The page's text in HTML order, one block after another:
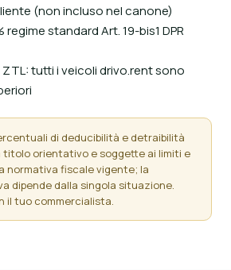
(non incluso nel canone)
regime standard Art. 19-bis1 DPR
tutti i veicoli drivo.rent sono
di deducibilità e detraibilità
titolo orientativo e soggette ai limiti e
normativa fiscale vigente; la
dipende dalla singola situazione.
il tuo commercialista.